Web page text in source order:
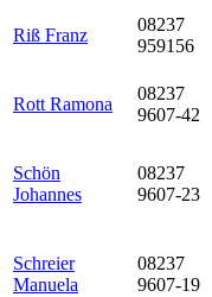
Riß Franz
08237
959156
Rott Ramona
08237
9607-42
Schön
Johannes
08237
9607-23
Schreier
Manuela
08237
9607-19